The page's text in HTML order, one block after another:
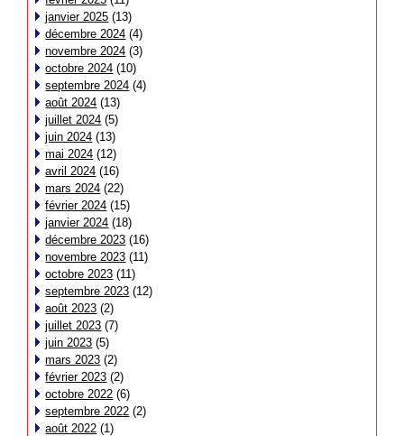
janvier 2025 (13)
décembre 2024 (4)
novembre 2024 (3)
octobre 2024 (10)
septembre 2024 (4)
août 2024 (13)
juillet 2024 (5)
juin 2024 (13)
mai 2024 (12)
avril 2024 (16)
mars 2024 (22)
février 2024 (15)
janvier 2024 (18)
décembre 2023 (16)
novembre 2023 (11)
octobre 2023 (11)
septembre 2023 (12)
août 2023 (2)
juillet 2023 (7)
juin 2023 (5)
mars 2023 (2)
février 2023 (2)
octobre 2022 (6)
septembre 2022 (2)
août 2022 (1)